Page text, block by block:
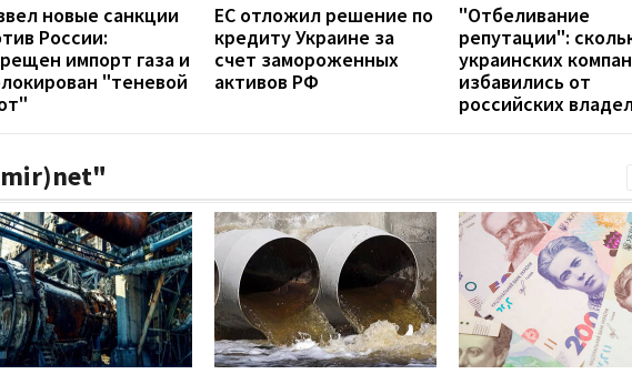
новые санкции
России:
импорт газа и
"теневой
ЕС отложил решение по
кредиту Украине за
счет замороженных
активов РФ
"Отбеливание
репутации":
украинских
избавились от
российских